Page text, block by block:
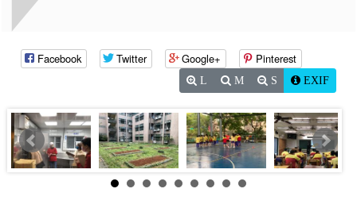
Facebook Twitter Google+ Pinterest
L M S EXIF